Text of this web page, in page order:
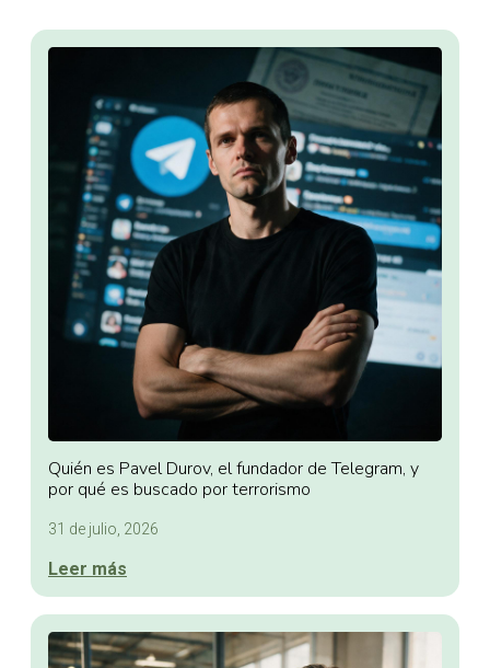
Quién es Pavel Durov, el fundador de Telegram, y
por qué es buscado por terrorismo
31 de julio, 2026
Leer más